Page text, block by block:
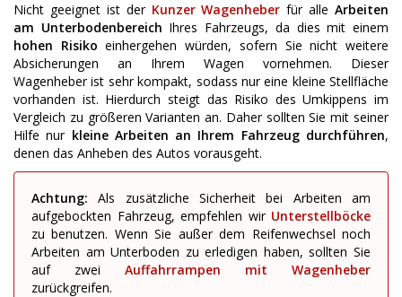
Nicht geeignet ist der Kunzer Wagenheber für alle Arbeiten
am Unterbodenbereich Ihres Fahrzeugs, da dies mit einem
hohen Risiko einhergehen würden, sofern Sie nicht weitere
Absicherungen an Ihrem Wagen vornehmen. Dieser
Wagenheber ist sehr kompakt, sodass nur eine kleine Stellfläche
vorhanden ist. Hierdurch steigt das Risiko des Umkippens im
Vergleich zu größeren Varianten an. Daher sollten Sie mit seiner
Hilfe nur kleine Arbeiten an Ihrem Fahrzeug durchführen,
denen das Anheben des Autos vorausgeht.
Achtung: Als zusätzliche Sicherheit bei Arbeiten am
aufgebockten Fahrzeug, empfehlen wir Unterstellböcke
zu benutzen. Wenn Sie außer dem Reifenwechsel noch
Arbeiten am Unterboden zu erledigen haben, sollten Sie
auf zwei Auffahrrampen mit Wagenheber
zurückgreifen.